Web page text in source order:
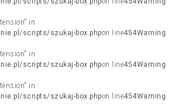
in
scripts/szukaj-box.phpon line454Warning
in
scripts/szukaj-box.phpon line454Warning
in
scripts/szukaj-box.phpon line454Warning